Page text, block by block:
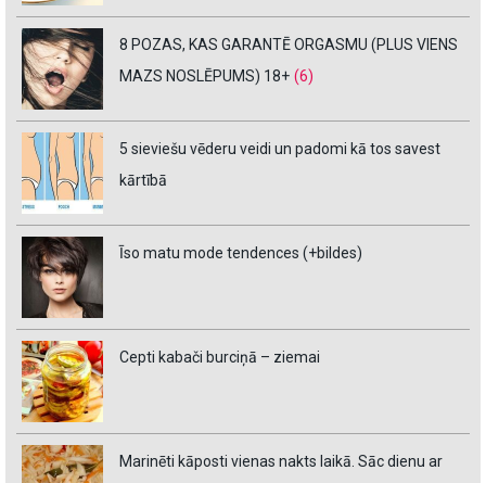
8 POZAS, KAS GARANTĒ ORGASMU (PLUS VIENS
MAZS NOSLĒPUMS) 18+ (6)
5 sieviešu vēderu veidi un padomi kā tos savest
kārtībā
Īso matu mode tendences (+bildes)
Cepti kabači burciņā – ziemai
Marinēti kāposti vienas nakts laikā. Sāc dienu ar